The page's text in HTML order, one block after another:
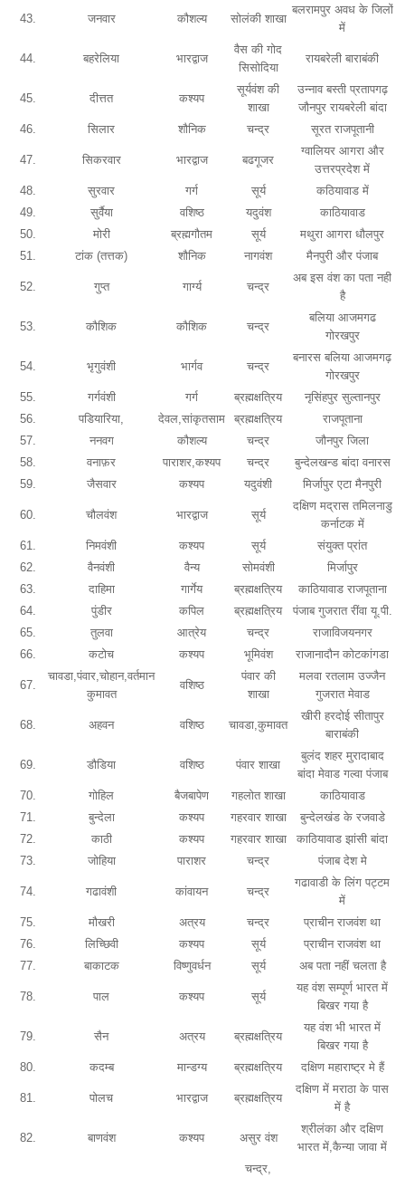
43. जनवार कौशल्य सोलंकी शाखा
बलरामपुर अवध के जिलों
में
44. बहरेलिया भारद्वाज
वैस की गोद
सिसोदिया
रायबरेली बाराबंकी
45. दीत्तत कश्यप
सूर्यवंश की
शाखा
उन्नाव बस्ती प्रतापगढ़
जौनपुर रायबरेली बांदा
46.
सिलार शौनिक चन्द्र सूरत राजपूतानी
47. सिकरवार भारद्वाज बढगूजर
ग्वालियर आगरा और
उत्तरप्रदेश में
48.
सुरवार गर्ग सूर्य
कठियावाड में
49.
सुर्वैया वशिष्ठ यदुवंश
काठियावाड
50.
मोरी ब्रह्मगौतम सूर्य
मथुरा आगरा धौलपुर
51.
टांक (तत्तक) शौनिक नागवंश मैनपुरी और पंजाब
52. गुप्त गार्ग्य चन्द्र
अब इस वंश का पता नही
है
53. कौशिक कौशिक चन्द्र
बलिया आजमगढ
गोरखपुर
54. भृगुवंशी भार्गव चन्द्र
बनारस बलिया आजमगढ़
गोरखपुर
55.
गर्गवंशी गर्ग ब्रह्मक्षत्रिय
नृसिंहपुर सुल्तानपुर
56.
पडियारिया, देवल,सांकृतसाम ब्रह्मक्षत्रिय
राजपूताना
57.
ननवग कौशल्य चन्द्र
जौनपुर जिला
58.
वनाफ़र पाराशर,कश्यप चन्द्र
बुन्देलखन्ड बांदा वनारस
59.
जैसवार कश्यप यदुवंशी मिर्जापुर एटा मैनपुरी
60. चौलवंश भारद्वाज सूर्य
दक्षिण मद्रास तमिलनाडु
कर्नाटक में
61.
निमवंशी कश्यप सूर्य
संयुक्त प्रांत
62.
वैनवंशी वैन्य सोमवंशी
मिर्जापुर
63.
दाहिमा गार्गेय ब्रह्मक्षत्रिय
काठियावाड राजपूताना
64.
पुंडीर कपिल ब्रह्मक्षत्रिय
पंजाब गुजरात रींवा यू.पी.
65.
तुलवा आत्रेय चन्द्र
राजाविजयनगर
66.
कटोच कश्यप भूमिवंश राजानादौन कोटकांगडा
67.
चावडा,पंवार,चोहान,वर्तमान
कुमावत
वशिष्ठ
पंवार की
शाखा
मलवा रतलाम उज्जैन
गुजरात मेवाड
68. अहवन वशिष्ठ चावडा,कुमावत
खीरी हरदोई सीतापुर
बाराबंकी
69. डौडिया वशिष्ठ पंवार शाखा
बुलंद शहर मुरादाबाद
बांदा मेवाड गल्वा पंजाब
70.
गोहिल बैजबापेण गहलोत शाखा
काठियावाड
71.
बुन्देला कश्यप गहरवार शाखा
बुन्देलखंड के रजवाडे
72.
काठी कश्यप गहरवार शाखा
काठियावाड झांसी बांदा
73.
जोहिया पाराशर चन्द्र पंजाब देश मे
74. गढावंशी कांवायन चन्द्र
गढावाडी के लिंग पट्टम
में
75.
मौखरी अत्रय चन्द्र
प्राचीन राजवंश था
76.
लिच्छिवी कश्यप सूर्य
प्राचीन राजवंश था
77.
बाकाटक विष्णुवर्धन सूर्य अब पता नहीं चलता है
78. पाल कश्यप सूर्य
यह वंश सम्पूर्ण भारत में
बिखर गया है
79. सैन अत्रय ब्रह्मक्षत्रिय
यह वंश भी भारत में
बिखर गया है
80.
कदम्ब मान्डग्य ब्रह्मक्षत्रिय दक्षिण महाराष्ट्र मे हैं
81. पोलच भारद्वाज ब्रह्मक्षत्रिय
दक्षिण में मराठा के पास
में है
82. बाणवंश कश्यप असुर वंश
श्रीलंका और दक्षिण
भारत में,कैन्या जावा में
चन्द्र,